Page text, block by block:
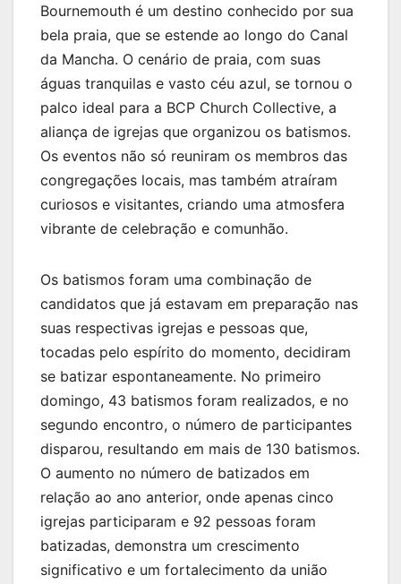
Bournemouth é um destino conhecido por sua
bela praia, que se estende ao longo do Canal
da Mancha. O cenário de praia, com suas
águas tranquilas e vasto céu azul, se tornou o
palco ideal para a BCP Church Collective, a
aliança de igrejas que organizou os batismos.
Os eventos não só reuniram os membros das
congregações locais, mas também atraíram
curiosos e visitantes, criando uma atmosfera
vibrante de celebração e comunhão.
Os batismos foram uma combinação de
candidatos que já estavam em preparação nas
suas respectivas igrejas e pessoas que,
tocadas pelo espírito do momento, decidiram
se batizar espontaneamente. No primeiro
domingo, 43 batismos foram realizados, e no
segundo encontro, o número de participantes
disparou, resultando em mais de 130 batismos.
O aumento no número de batizados em
relação ao ano anterior, onde apenas cinco
igrejas participaram e 92 pessoas foram
batizadas, demonstra um crescimento
significativo e um fortalecimento da união